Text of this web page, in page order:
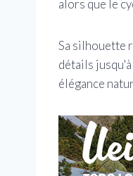
alors que le
Sa silhouette
détails
élégance